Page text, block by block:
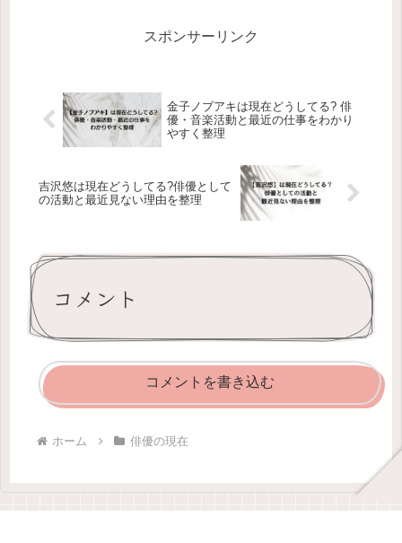
ー...
スポンサーリンク
金子ノブアキは現在どうしてる? 俳
優・音楽活動と最近の仕事をわかり
やすく整理
吉沢悠は現在どうしてる?俳優として
の活動と最近見ない理由を整理
コメント
コメントを書き込む
ホーム 俳優の現在